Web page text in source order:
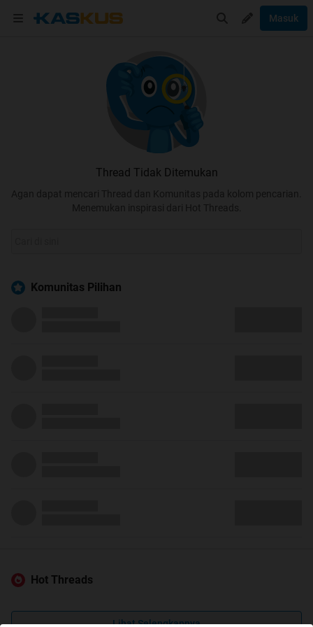
Masuk
Thread Tidak Ditemukan
Agan dapat mencari Thread dan Komunitas pada kolom pencarian.
Menemukan inspirasi dari Hot Threads.
Komunitas Pilihan
Hot Threads
Lihat Selengkapnya